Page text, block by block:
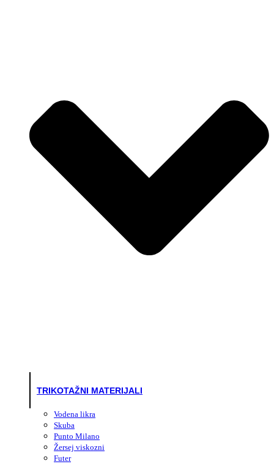
TRIKOTAŽNI MATERIJALI
Vodena likra
Skuba
Punto Milano
Žersej viskozni
Futer